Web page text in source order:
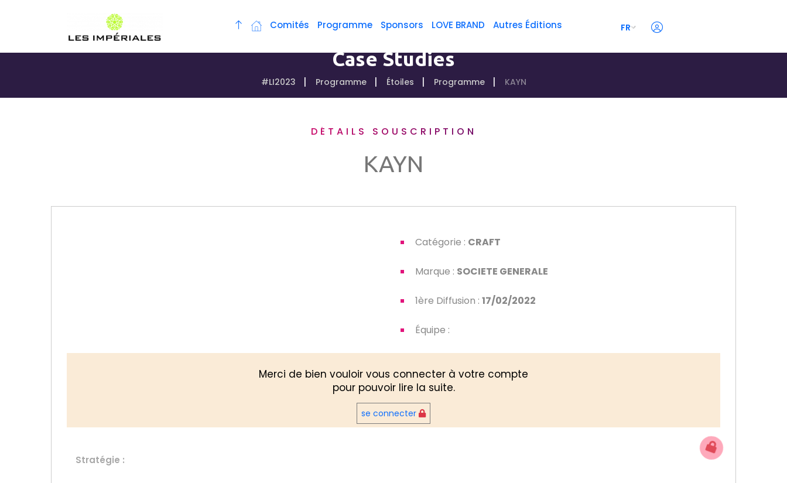
Comités Programme Sponsors LOVE BRAND Autres Éditions FR
Case Studies
#LI2023 Programme Étoiles Programme KAYN
DÉTAILS SOUSCRIPTION
KAYN
Catégorie : CRAFT
Marque : SOCIETE GENERALE
1ère Diffusion : 17/02/2022
Équipe :
Merci de bien vouloir vous connecter à votre compte
pour pouvoir lire la suite.
se connecter
Stratégie :